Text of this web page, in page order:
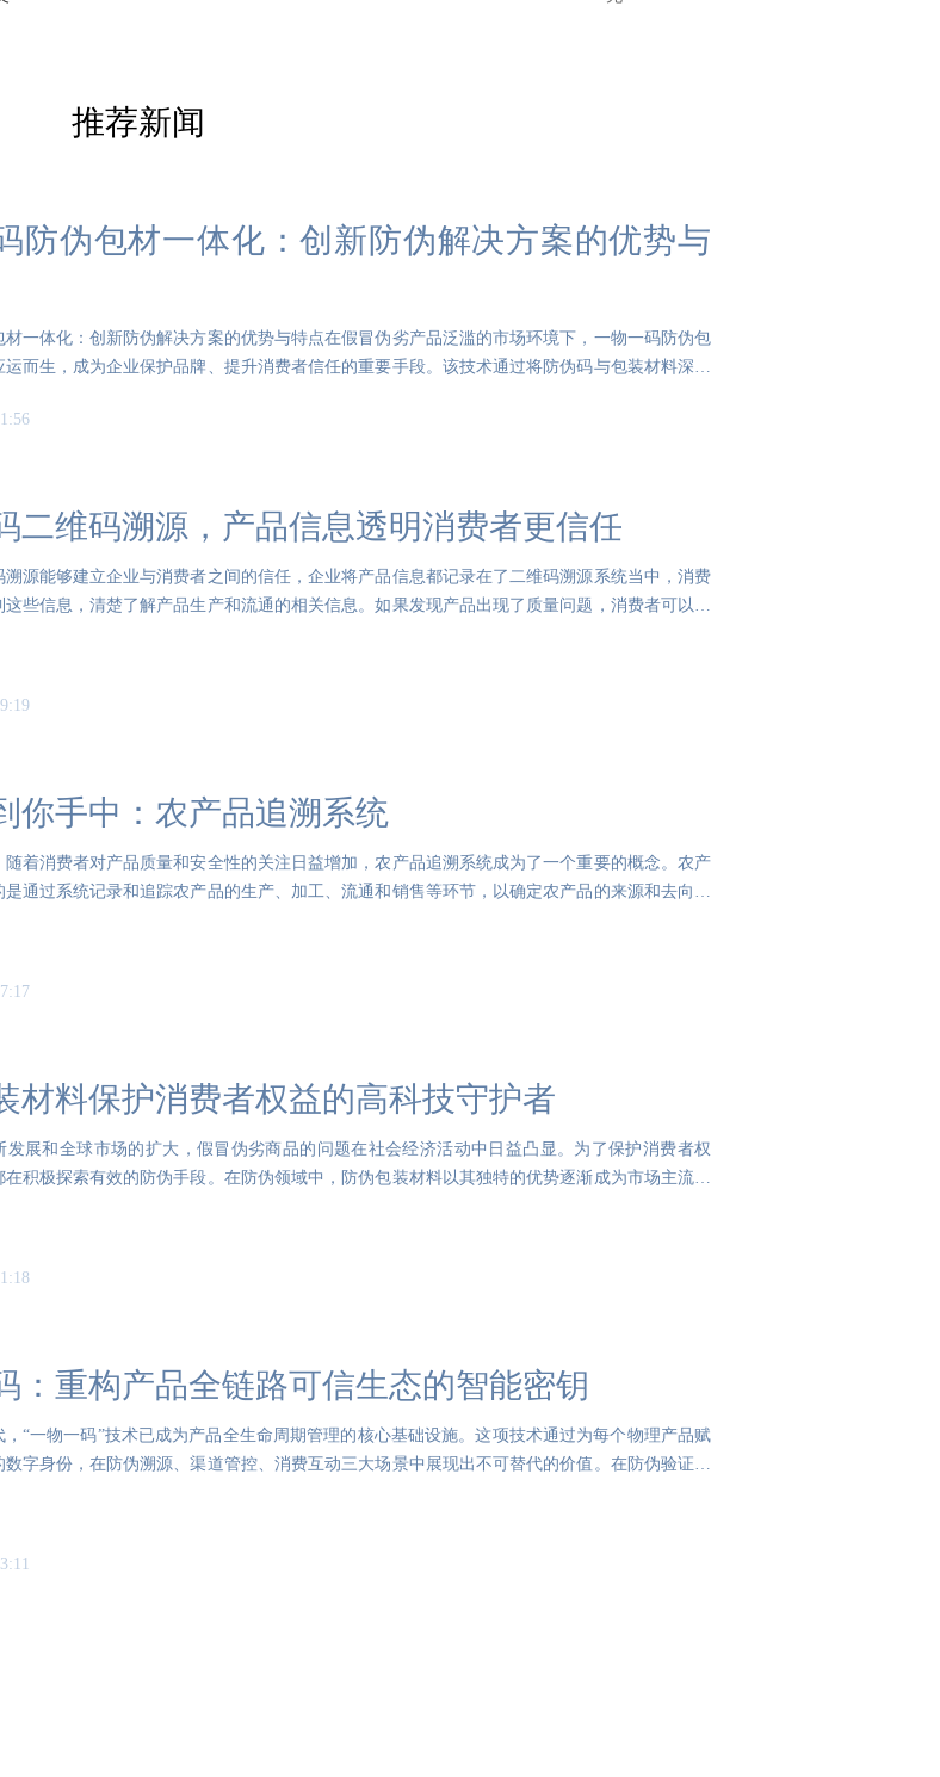
推荐新闻
防伪包材一体化：创新防伪解决方案的优势与
材一体化：创新防伪解决方案的优势与特点在假冒伪劣产品泛滥的市场环境下，一物一码防伪包
而生，成为企业保护品牌、提升消费者信任的重要手段。该技术通过将防伪码与包装材料深度
二维码溯源，产品信息透明消费者更信任
溯源能够建立企业与消费者之间的信任，企业将产品信息都记录在了二维码溯源系统当中，消费
些信息，清楚了解产品生产和流通的相关信息。如果发现产品出现了质量问题，消费者可以通
你手中：农产品追溯系统
随着消费者对产品质量和安全性的关注日益增加，农产品追溯系统成为了一个重要的概念。农产
通过系统记录和追踪农产品的生产、加工、流通和销售等环节，以确定农产品的来源和去向。
材料保护消费者权益的高科技守护者
发展和全球市场的扩大，假冒伪劣商品的问题在社会经济活动中日益凸显。为了保护消费者权
积极探索有效的防伪手段。在防伪领域中，防伪包装材料以其独特的优势逐渐成为市场主流。
：重构产品全链路可信生态的智能密钥
“一物一码”技术已成为产品全生命周期管理的核心基础设施。这项技术通过为每个物理产品赋
字身份，在防伪溯源、渠道管控、消费互动三大场景中展现出不可替代的价值。在防伪验证场